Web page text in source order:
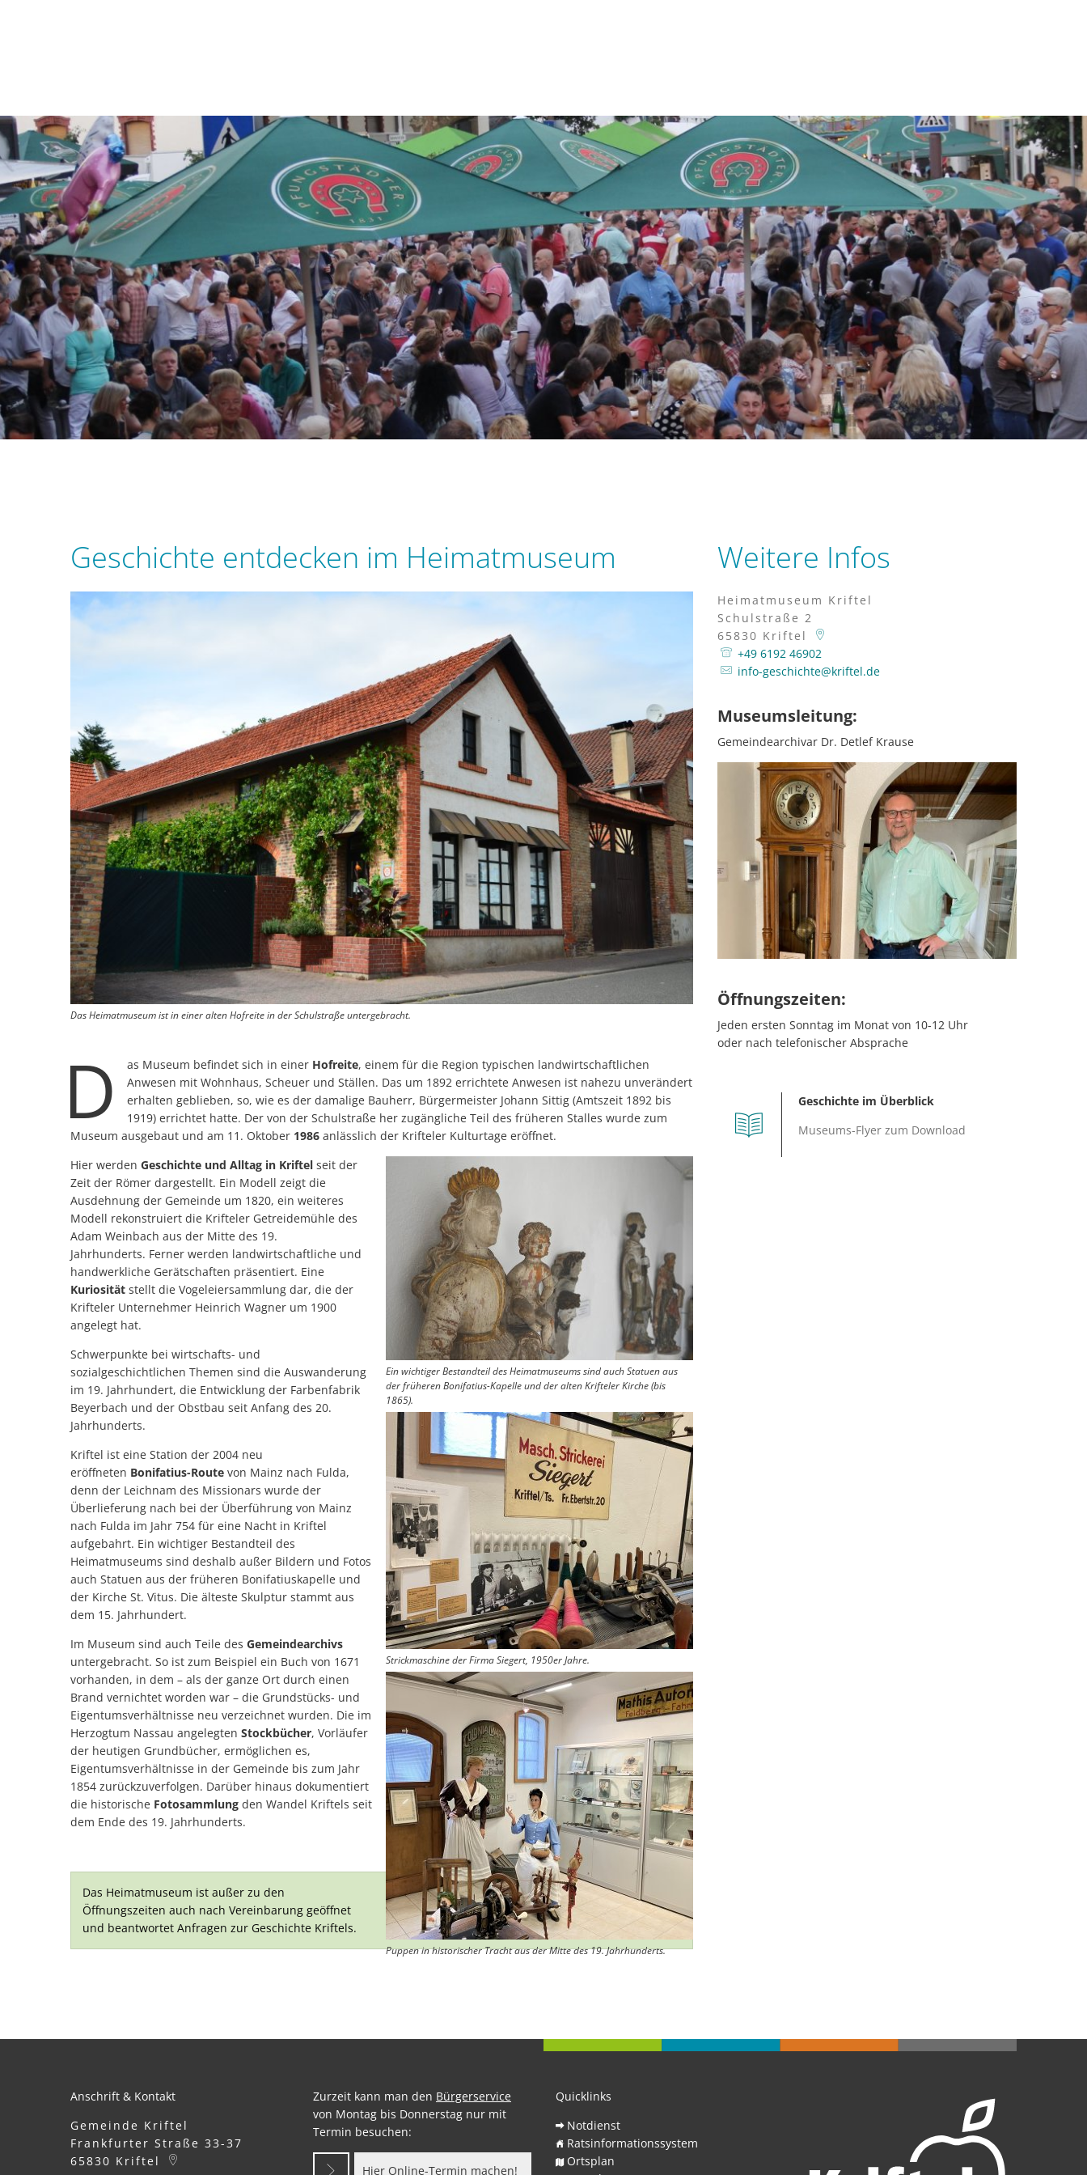
Geschichte entdecken im Heimatmuseum
Das Heimatmuseum ist in einer alten Hofreite in der Schulstraße untergebracht.
D as Museum befindet sich in einer Hofreite, einem für die Region typischen landwirtschaftlichen
Anwesen mit Wohnhaus, Scheuer und Ställen. Das um 1892 errichtete Anwesen ist nahezu unverändert
erhalten geblieben, so, wie es der damalige Bauherr, Bürgermeister Johann Sittig (Amtszeit 1892 bis
1919) errichtet hatte. Der von der Schulstraße her zugängliche Teil des früheren Stalles wurde zum
Museum ausgebaut und am 11. Oktober 1986 anlässlich der Krifteler Kulturtage eröffnet.
Ein wichtiger Bestandteil des Heimatmuseums sind auch Statuen aus
der früheren Bonifatius-Kapelle und der alten Krifteler Kirche (bis
1865).
Hier werden Geschichte und Alltag in Kriftel seit der
Zeit der Römer dargestellt. Ein Modell zeigt die
Ausdehnung der Gemeinde um 1820, ein weiteres
Modell rekonstruiert die Krifteler Getreidemühle des
Adam Weinbach aus der Mitte des 19.
Jahrhunderts. Ferner werden landwirtschaftliche und
handwerkliche Gerätschaften präsentiert. Eine
Kuriosität stellt die Vogeleiersammlung dar, die der
Krifteler Unternehmer Heinrich Wagner um 1900
angelegt hat.
Strickmaschine der Firma Siegert, 1950er Jahre.
Schwerpunkte bei wirtschafts- und
sozialgeschichtlichen Themen sind die Auswanderung
im 19. Jahrhundert, die Entwicklung der Farbenfabrik
Beyerbach und der Obstbau seit Anfang des 20.
Jahrhunderts.
Kriftel ist eine Station der 2004 neu
eröffneten Bonifatius-Route von Mainz nach Fulda,
denn der Leichnam des Missionars wurde der
Überlieferung nach bei der Überführung von Mainz
nach Fulda im Jahr 754 für eine Nacht in Kriftel
aufgebahrt. Ein wichtiger Bestandteil des
Heimatmuseums sind deshalb außer Bildern und Fotos
auch Statuen aus der früheren Bonifatiuskapelle und
der Kirche St. Vitus. Die älteste Skulptur stammt aus
dem 15. Jahrhundert.
Puppen in historischer Tracht aus der Mitte des 19. Jahrhunderts.
Im Museum sind auch Teile des Gemeindearchivs
untergebracht. So ist zum Beispiel ein Buch von 1671
vorhanden, in dem – als der ganze Ort durch einen
Brand vernichtet worden war – die Grundstücks- und
Eigentumsverhältnisse neu verzeichnet wurden. Die im
Herzogtum Nassau angelegten Stockbücher, Vorläufer
der heutigen Grundbücher, ermöglichen es,
Eigentumsverhältnisse in der Gemeinde bis zum Jahr
1854 zurückzuverfolgen. Darüber hinaus dokumentiert
die historische Fotosammlung den Wandel Kriftels seit
dem Ende des 19. Jahrhunderts.
Das Heimatmuseum ist außer zu den
Öffnungszeiten auch nach Vereinbarung geöffnet
und beantwortet Anfragen zur Geschichte Kriftels.
Weitere Infos
Heimatmuseum Kriftel
Schulstraße 2
65830 Kriftel
+49 6192 46902
info-geschichte@kriftel.de
Museumsleitung:
Gemeindearchivar Dr. Detlef Krause
Öffnungszeiten:
Jeden ersten Sonntag im Monat von 10-12 Uhr
oder nach telefonischer Absprache
Geschichte im Überblick
Museums-Flyer zum Download
Anschrift & Kontakt
Gemeinde Kriftel
Frankfurter Straße 33-37
65830 Kriftel
Zurzeit kann man den Bürgerservice
von Montag bis Donnerstag nur mit
Termin besuchen:
Hier Online-Termin machen!
Quicklinks
Notdienst
Ratsinformationssystem
Ortsplan